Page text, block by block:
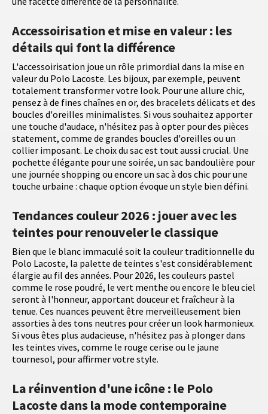
Accessoirisation et mise en valeur : les
détails qui font la différence
L'accessoirisation joue un rôle primordial dans la mise en
valeur du Polo Lacoste. Les bijoux, par exemple, peuvent
totalement transformer votre look. Pour une allure chic,
pensez à de fines chaînes en or, des bracelets délicats et des
boucles d'oreilles minimalistes. Si vous souhaitez apporter
une touche d'audace, n'hésitez pas à opter pour des pièces
statement, comme de grandes boucles d'oreilles ou un
collier imposant. Le choix du sac est tout aussi crucial. Une
pochette élégante pour une soirée, un sac bandoulière pour
une journée shopping ou encore un sac à dos chic pour une
touche urbaine : chaque option évoque un style bien défini.
Tendances couleur 2026 : jouer avec les
teintes pour renouveler le classique
Bien que le blanc immaculé soit la couleur traditionnelle du
Polo Lacoste, la palette de teintes s'est considérablement
élargie au fil des années. Pour 2026, les couleurs pastel
comme le rose poudré, le vert menthe ou encore le bleu ciel
seront à l'honneur, apportant douceur et fraîcheur à la
tenue. Ces nuances peuvent être merveilleusement bien
assorties à des tons neutres pour créer un look harmonieux.
Si vous êtes plus audacieuse, n'hésitez pas à plonger dans
les teintes vives, comme le rouge cerise ou le jaune
tournesol, pour affirmer votre style.
La réinvention d'une icône : le Polo
Lacoste dans la mode contemporaine